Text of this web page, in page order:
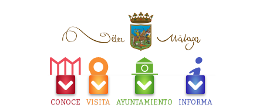
CONOCE VISITA AYUNTAMIENTO INFORMA